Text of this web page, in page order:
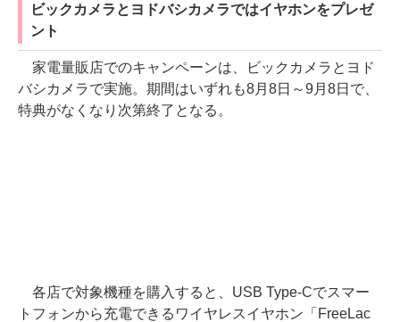
ビックカメラとヨドバシカメラではイヤホンをプレゼ
ント
家電量販店でのキャンペーンは、ビックカメラとヨド
バシカメラで実施。期間はいずれも8月8日～9月8日で、
特典がなくなり次第終了となる。
各店で対象機種を購入すると、USB Type-Cでスマー
トフォンから充電できるワイヤレスイヤホン「FreeLac